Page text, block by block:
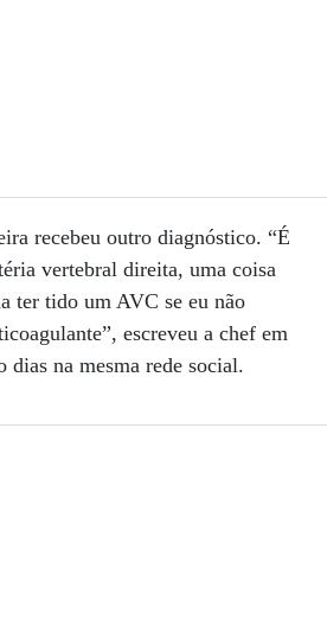
recebeu outro diagnóstico. “É
vertebral direita, uma coisa
ter tido um AVC se eu não
escreveu a chef em
na mesma rede social.